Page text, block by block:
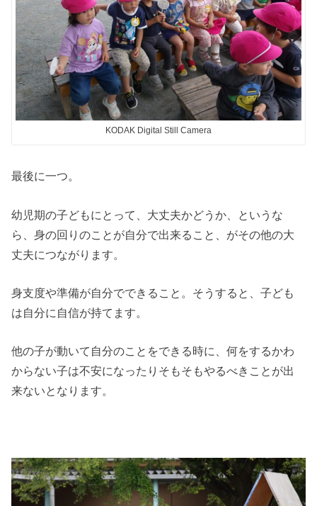
KODAK Digital Still Camera
最後に一つ。
幼児期の子どもにとって、大丈夫かどうか、というな
ら、身の回りのことが自分で出来ること、がその他の大
丈夫につながります。
身支度や準備が自分でできること。そうすると、子ども
は自分に自信が持てます。
他の子が動いて自分のことをできる時に、何をするかわ
からない子は不安になったりそもそもやるべきことが出
来ないとなります。